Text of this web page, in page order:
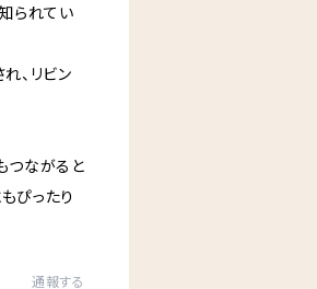
られてい
、リビン
つながると
ぴったり
通報する